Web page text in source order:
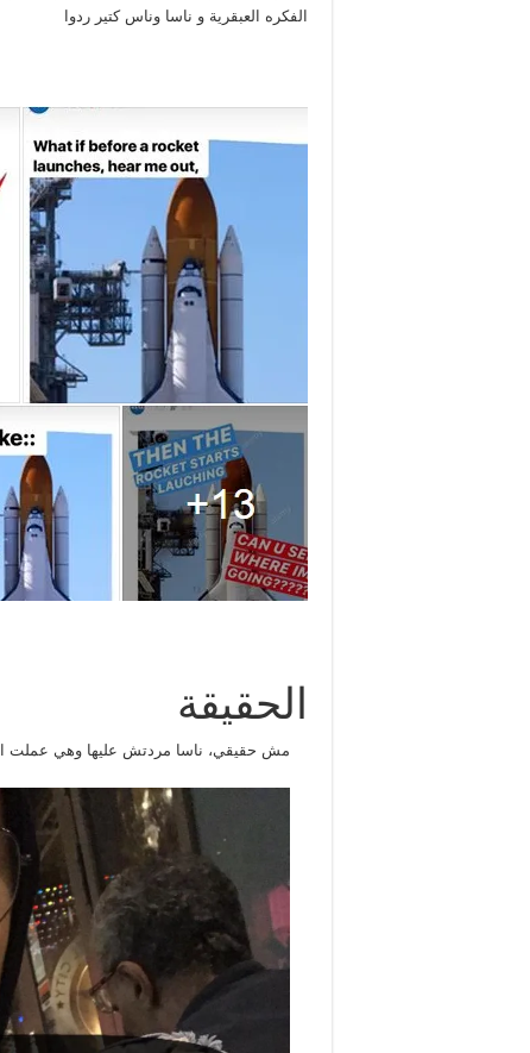
الفكره العبقرية و ناسا وناس كتير ردوا
الحقيقة
مش حقيقي، ناسا مردتش عليها وهي عملت